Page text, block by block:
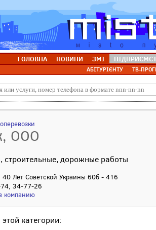
ГОЛОВНА НОВИНИ ЗМІ
АБІТУРІЄНТУ ТВ-
ООО
строительные, дорожные работы
Лет Советской Украины 60б - 416
34-77-26
компанию
категории: